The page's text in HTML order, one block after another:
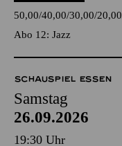
50,00 40,00 30,00 20,00
Abo 12: Jazz
SCHAUSPIEL ESSEN
Samstag
26.09.2026
19:30 Uhr